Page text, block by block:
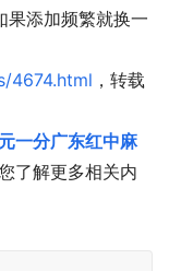
添加频繁就换一
4674.html ，转载
一分广东红中麻
了解更多相关内